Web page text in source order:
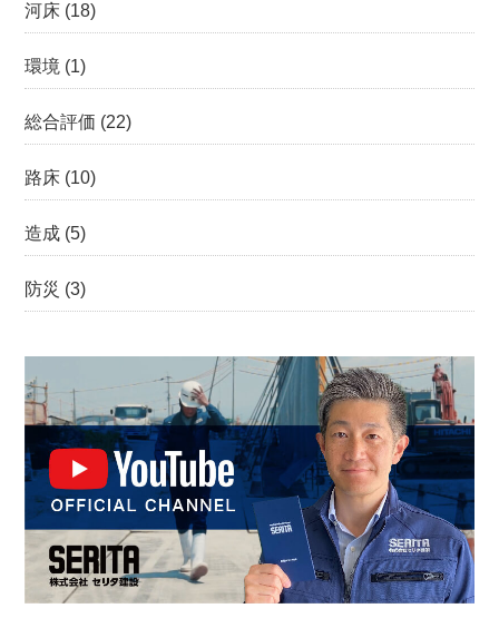
河床 (18)
環境 (1)
総合評価 (22)
路床 (10)
造成 (5)
防災 (3)